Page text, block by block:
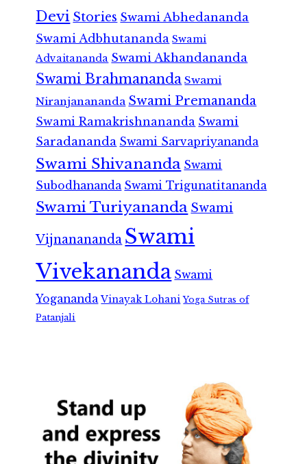
Devi Stories Swami Abhedananda
Swami Adbhutananda Swami
Advaitananda Swami Akhandananda
Swami Brahmananda Swami
Niranjanananda Swami Premananda
Swami Ramakrishnananda Swami
Saradananda Swami Sarvapriyananda
Swami Shivananda Swami
Subodhananda Swami Trigunatitananda
Swami Turiyananda Swami
Vijnanananda Swami
Vivekananda Swami
Yogananda Vinayak Lohani Yoga Sutras of
Patanjali